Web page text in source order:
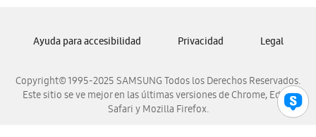
Samsung Venezuela
Copyright© 1995-2025 SAMSUNG Todos los Derechos Reservados.
Este sitio se ve mejor en las últimas versiones de Chrome, Edge,
Safari y Mozilla Firefox.
Ayuda para accesibilidad Privacidad Legal